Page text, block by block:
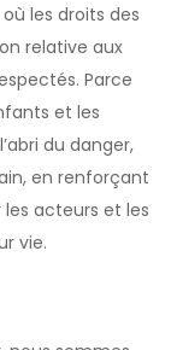
les droits des
relative aux
Parce
et les
du danger,
en renforçant
les acteurs et les
vie.